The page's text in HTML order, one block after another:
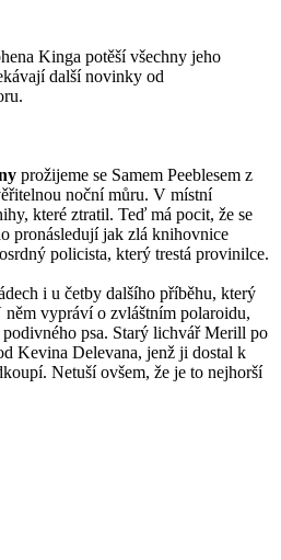
Kinga potěší všechny jeho
další novinky od
prožijeme se Samem Peeblesem z
noční můru. V místní
které ztratil. Teď má pocit, že se
pronásledují jak zlá knihovnice
policista, který trestá provinilce.
i u četby dalšího příběhu, který
něm vypráví o zvláštním polaroidu,
psa. Starý lichvář Merill po
Kevina Delevana, jenž ji dostal k
Netuší ovšem, že je to nejhorší